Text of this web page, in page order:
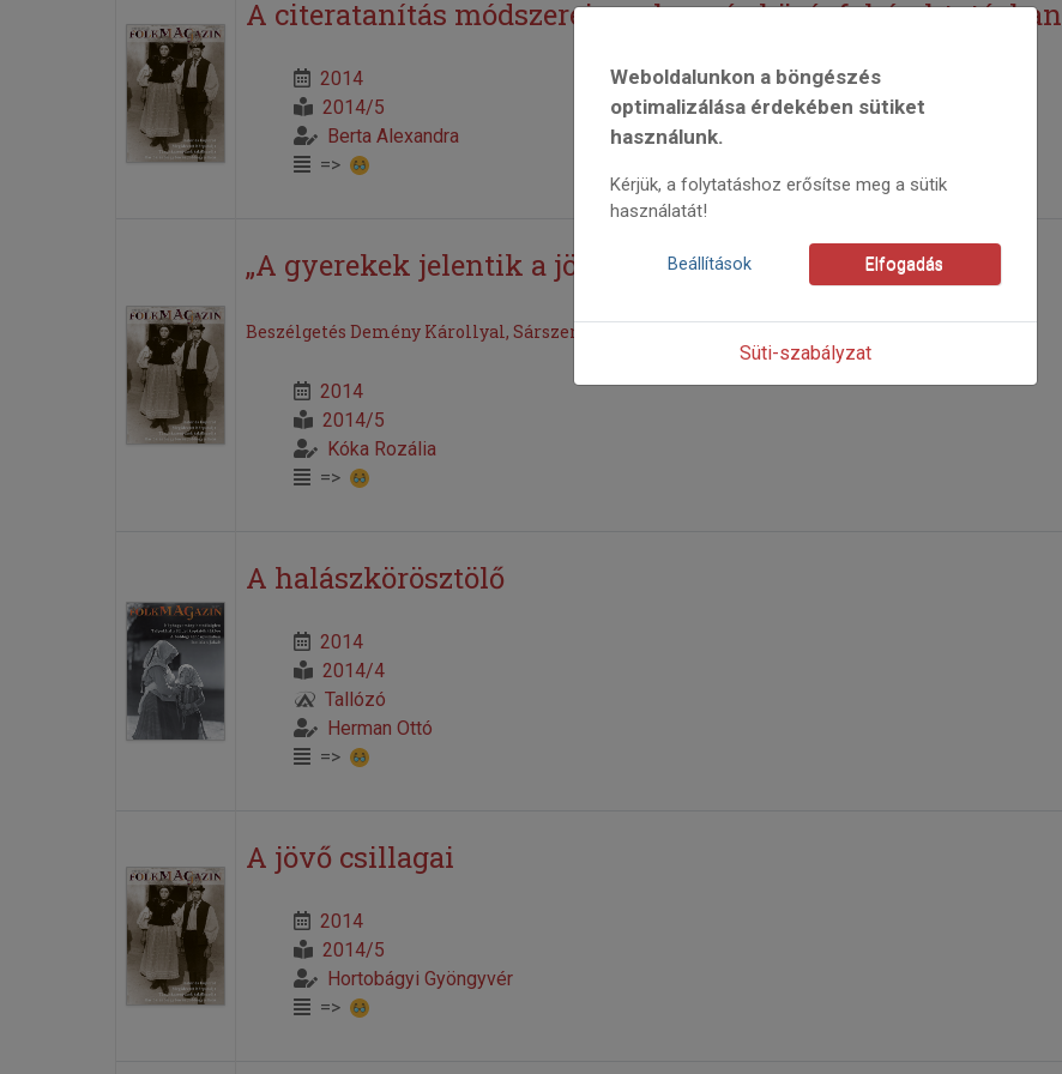
A citeratanítás módszerei az alap– és középfokú oktatásban
2014
2014/5
Berta Alexandra
=>
„A gyerekek jelentik a jövőt...”
Beszélgetés Demény Károllyal, Sárszentlőrinc polgármesterével
2014
2014/5
Kóka Rozália
=>
A halászkörösztölő
2014
2014/4
Tallózó
Herman Ottó
=>
A jövő csillagai
2014
2014/5
Hortobágyi Gyöngyvér
=>
Weboldalunkon a böngészés
optimalizálása érdekében sütiket
használunk.
Kérjük, a folytatáshoz erősítse meg a sütik
használatát!
Beállítások Elfogadás
Süti-szabályzat